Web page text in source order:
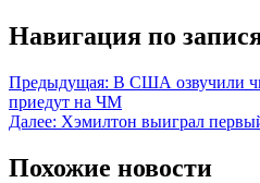
Навигация по
Предыдущая: В США озвучили
приедут на ЧМ
Далее: Хэмилтон выиграл
Похожие новости